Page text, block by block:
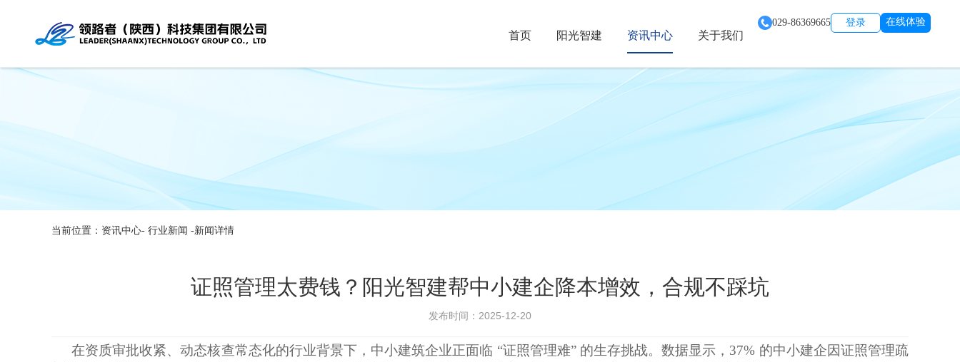
首页 阳光智建 资讯中心 关于我们
029-86369665 登录 在线体验
当前位置：资讯中心- 行业新闻 -新闻详情
证照管理太费钱？阳光智建帮中小建企降本增效，合规不踩坑
发布时间：2025-12-20
在资质审批收紧、动态核查常态化的行业背景下，中小建筑企业正面临 “证照管理难” 的生存挑战。数据显示，37% 的中小建企因证照管理疏